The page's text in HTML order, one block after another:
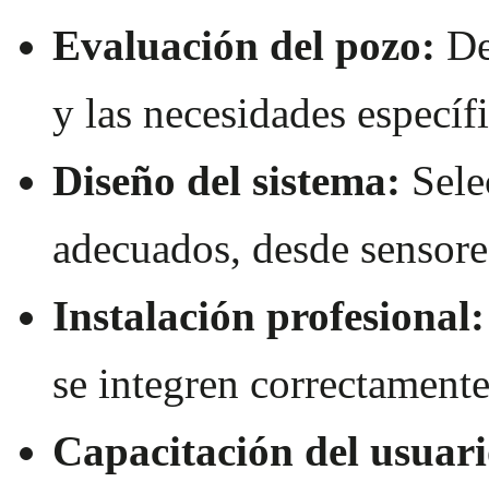
Evaluación del pozo:
y las necesidades
Diseño del sistema:
adecuados, desde
Instalación profesional:
se integren
Capacitación del